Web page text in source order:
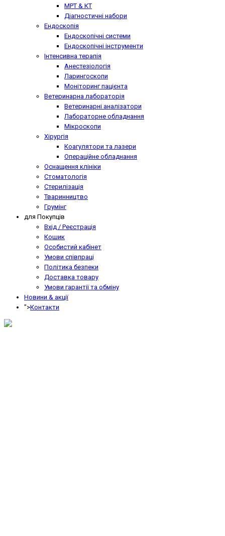
МРТ & КТ
Діагностичні набори
Ендоскопія
Ендоскопічні системи
Ендоскопічні інструменти
Інтенсивна терапія
Анестезіологія
Ларингоскопи
Моніторинг пацієнта
Ветеринарна лабораторія
Ветеринарні аналізатори
Лабораторне обладнання
Мікроскопи
Хірургія
Коагулятори та лазери
Операційне обладнання
Оснащення клініки
Стоматологія
Стерилізація
Тваринництво
Грумінг
для Покупців
Вхід / Реєстрація
Кошик
Особистий кабінет
Умови співпраці
Політика безпеки
Доставка товару
Умови гарантії та обміну
Новини & акції
">Контакти